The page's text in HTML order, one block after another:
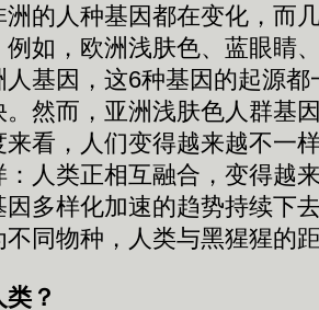
的人种基因都在变化，而
如，欧洲浅肤色、蓝眼睛
人基因，这6种基因的起源
然而，亚洲浅肤色人群基
看，人们变得越来越不一
人类正相互融合，变得越
多样化加速的趋势持续下
同物种，人类与黑猩猩的
？